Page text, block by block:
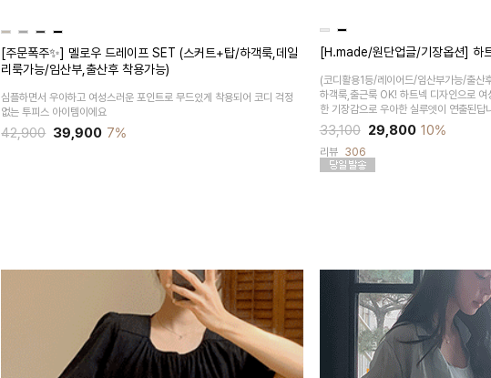
[주문폭주✨] 멜로우 드레이프 SET (스커트+탑/하객룩,데일
리룩가능/임산부,출산후 착용가능)
심플하면서 우아하고 여성스러운 포인트로 무드있게 착용되어 코디 걱정
없는 투피스 아이템이에요
42,900 39,900 7%
[H.made/원단업글/기장옵션] 하
(코디활용1등/레이어드/임산부가능/출산
하객룩,출근룩 OK! 하트넥 디자인으로 여
한 기장감으로 우아한 실루엣이 연출된답
33,100 29,800 10%
리뷰 306